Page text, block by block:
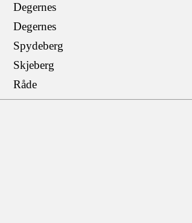
Degernes
Degernes
Spydeberg
Skjeberg
Råde